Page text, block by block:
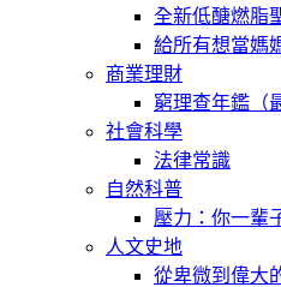
全新低醣燃脂
給所有想當媽
商業理財
窮理查年鑑（
社會科學
法律常識
自然科普
壓力：你一輩
人文史地
從卑微到偉大